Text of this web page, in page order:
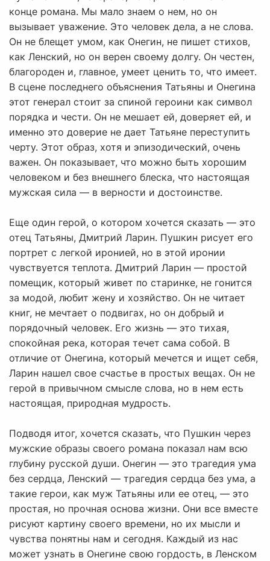
конце романа. Мы мало знаем о нем, но он
вызывает уважение. Это человек дела, а не слова.
Он не блещет умом, как Онегин, не пишет стихов,
как Ленский, но он верен своему долгу. Он честен,
благороден и, главное, умеет ценить то, что имеет.
В сцене последнего объяснения Татьяны и Онегина
этот генерал стоит за спиной героини как символ
порядка и чести. Он не мешает ей, доверяет ей, и
именно это доверие не дает Татьяне переступить
черту. Этот образ, хотя и эпизодический, очень
важен. Он показывает, что можно быть хорошим
человеком и без внешнего блеска, что настоящая
мужская сила — в верности и достоинстве.
Еще один герой, о котором хочется сказать — это
отец Татьяны, Дмитрий Ларин. Пушкин рисует его
портрет с легкой иронией, но в этой иронии
чувствуется теплота. Дмитрий Ларин — простой
помещик, который живет по старинке, не гонится
за модой, любит жену и хозяйство. Он не читает
книг, не мечтает о подвигах, но он добрый и
порядочный человек. Его жизнь — это тихая,
спокойная река, которая течет сама собой. В
отличие от Онегина, который мечется и ищет себя,
Ларин нашел свое счастье в простых вещах. Он не
герой в привычном смысле слова, но в нем есть
настоящая, природная мудрость.
Подводя итог, хочется сказать, что Пушкин через
мужские образы своего романа показал нам всю
глубину русской души. Онегин — это трагедия ума
без сердца, Ленский — трагедия сердца без ума, а
такие герои, как муж Татьяны или ее отец, — это
простая, но прочная основа жизни. Они все вместе
рисуют картину своего времени, но их мысли и
чувства понятны нам и сегодня. Каждый из нас
может узнать в Онегине свою гордость, в Ленском